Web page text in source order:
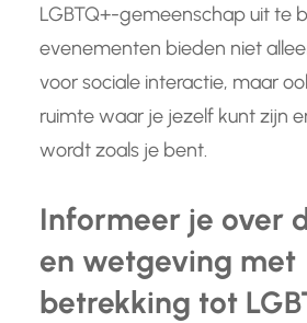
LGBTQ+-gemeenschap uit te
evenementen bieden niet
voor sociale interactie, maar
ruimte waar je jezelf kunt zijn
wordt zoals je bent.
Informeer je over
en wetgeving met
betrekking tot